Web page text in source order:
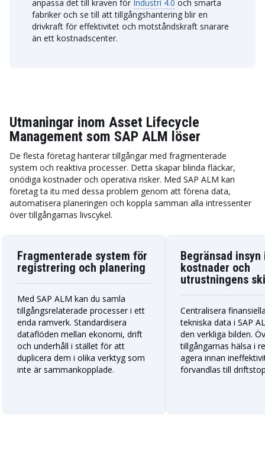
anpassa det till kraven för Industri 4.0 och smarta
fabriker och se till att tillgångshantering blir en
drivkraft för effektivitet och motståndskraft snarare
än ett kostnadscenter.
Utmaningar inom Asset Lifecycle
Management som SAP ALM löser
De flesta företag hanterar tillgångar med fragmenterade
system och reaktiva processer. Detta skapar blinda fläckar,
onödiga kostnader och operativa risker. Med SAP ALM kan
företag ta itu med dessa problem genom att förena data,
automatisera planeringen och koppla samman alla intressenter
över tillgångarnas livscykel.
Fragmenterade system för
registrering och planering
Med SAP ALM kan du samla
tillgångsrelaterade processer i ett
enda ramverk. Standardisera
dataflöden mellan ekonomi, drift
och underhåll i stället för att
duplicera dem i olika verktyg som
inte är sammankopplade.
Begränsad insyn
kostnader och
utrustningens
Centralisera
tekniska data i SAP
den verkliga bilden.
tillgångarnas hälsa i
agera innan
förvandlas till